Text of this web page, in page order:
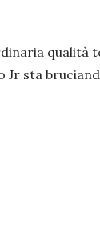
qualità
Jr sta